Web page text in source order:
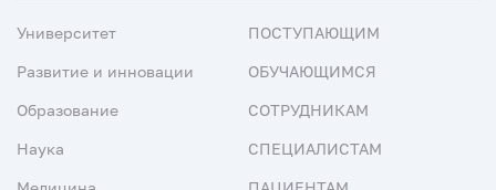
Университет
Развитие и инновации
Образование
Наука
ПОСТУПАЮЩИМ
ОБУЧАЮЩИМСЯ
СОТРУДНИКАМ
СПЕЦИАЛИСТАМ